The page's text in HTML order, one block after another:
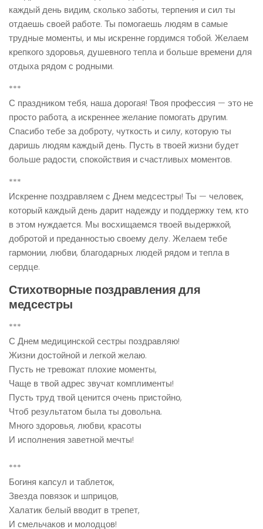
каждый день видим, сколько заботы, терпения и сил ты
отдаешь своей работе. Ты помогаешь людям в самые
трудные моменты, и мы искренне гордимся тобой. Желаем
крепкого здоровья, душевного тепла и больше времени для
отдыха рядом с родными.
***
С праздником тебя, наша дорогая! Твоя профессия — это не
просто работа, а искреннее желание помогать другим.
Спасибо тебе за доброту, чуткость и силу, которую ты
даришь людям каждый день. Пусть в твоей жизни будет
больше радости, спокойствия и счастливых моментов.
***
Искренне поздравляем с Днем медсестры! Ты — человек,
который каждый день дарит надежду и поддержку тем, кто
в этом нуждается. Мы восхищаемся твоей выдержкой,
добротой и преданностью своему делу. Желаем тебе
гармонии, любви, благодарных людей рядом и тепла в
сердце.
Стихотворные поздравления для
медсестры
***
С Днем медицинской сестры поздравляю!
Жизни достойной и легкой желаю.
Пусть не тревожат плохие моменты,
Чаще в твой адрес звучат комплименты!
Пусть труд твой ценится очень пристойно,
Чтоб результатом была ты довольна.
Много здоровья, любви, красоты
И исполнения заветной мечты!
***
Богиня капсул и таблеток,
Звезда повязок и шприцов,
Халатик белый вводит в трепет,
И смельчаков и молодцов!